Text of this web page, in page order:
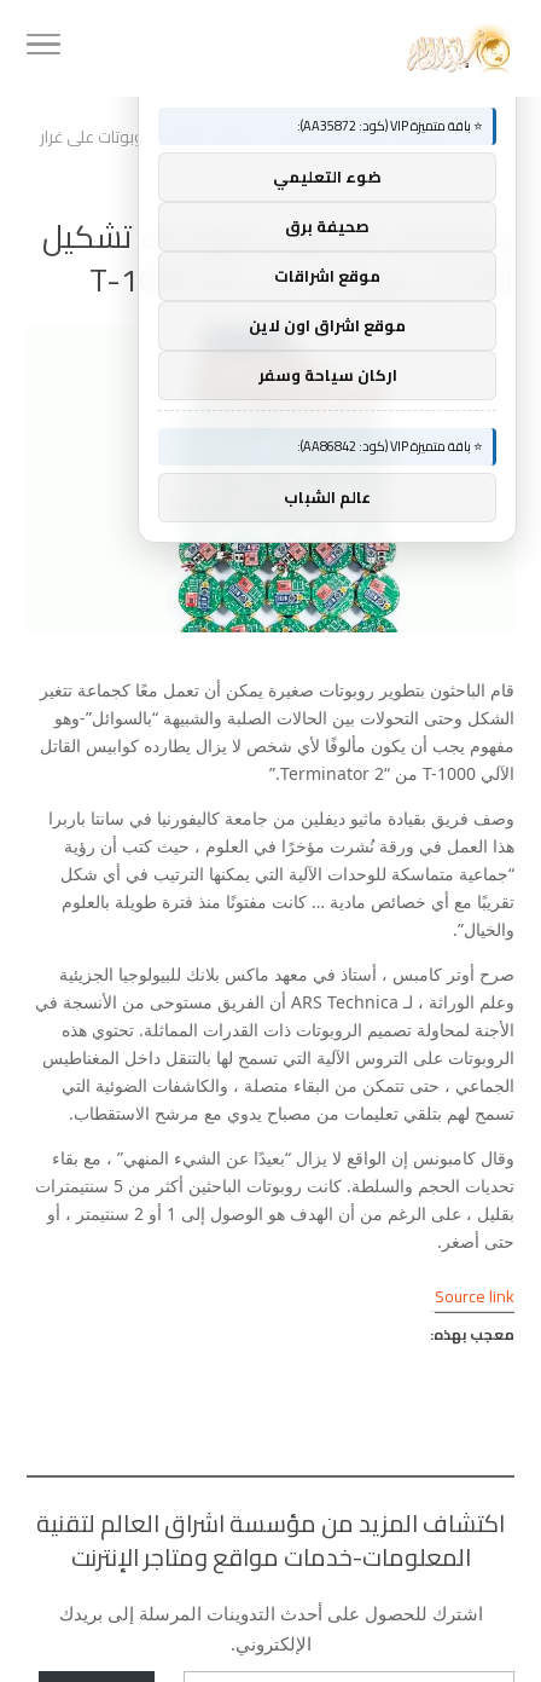
Home
»يستكشف الباحثون كيفية بناء تشكيل الشكل ، روبوتات على غرار
T-1000
يستكشف الباحثون كيفية بناء تشكيل
الشكل ، روبوتات على غرار T-1000
قام الباحثون بتطوير روبوتات صغيرة يمكن أن تعمل معًا كجماعة تتغير
الشكل وحتى التحولات بين الحالات الصلبة والشبيهة “بالسوائل”-وهو
مفهوم يجب أن يكون مألوفًا لأي شخص لا يزال يطارده كوابيس القاتل
الآلي T-1000 من “Terminator 2.”
وصف فريق بقيادة ماثيو ديفلين من جامعة كاليفورنيا في سانتا باربرا
هذا العمل في ورقة نُشرت مؤخرًا في العلوم ، حيث كتب أن رؤية
“جماعية متماسكة للوحدات الآلية التي يمكنها الترتيب في أي شكل
تقريبًا مع أي خصائص مادية … كانت مفتونًا منذ فترة طويلة بالعلوم
والخيال”.
صرح أوتر كامبس ، أستاذ في معهد ماكس بلانك للبيولوجيا الجزيئية
وعلم الوراثة ، لـ ARS Technica أن الفريق مستوحى من الأنسجة في
الأجنة لمحاولة تصميم الروبوتات ذات القدرات المماثلة. تحتوي هذه
الروبوتات على التروس الآلية التي تسمح لها بالتنقل داخل المغناطيس
الجماعي ، حتى تتمكن من البقاء متصلة ، والكاشفات الضوئية التي
تسمح لهم بتلقي تعليمات من مصباح يدوي مع مرشح الاستقطاب.
وقال كامبونس إن الواقع لا يزال “بعيدًا عن الشيء المنهي” ، مع بقاء
تحديات الحجم والسلطة. كانت روبوتات الباحثين أكثر من 5 سنتيمترات
بقليل ، على الرغم من أن الهدف هو الوصول إلى 1 أو 2 سنتيمتر ، أو
حتى أصغر.
Source link
معجب بهذه:
اكتشاف المزيد من مؤسسة اشراق العالم لتقنية
المعلومات-خدمات مواقع ومتاجر الإنترنت
اشترك للحصول على أحدث التدوينات المرسلة إلى بريدك
الإلكتروني.
كتابة بريدك الإلكتروني...
🚀 توصيات :
⭐ باقة متميزة VIP (كود: AA35872):
ضوء التعليمي
صحيفة برق
موقع اشراقات
موقع اشراق اون لاين
اركان سياحة وسفر
⭐ باقة متميزة VIP (كود: AA86842):
عالم الشباب